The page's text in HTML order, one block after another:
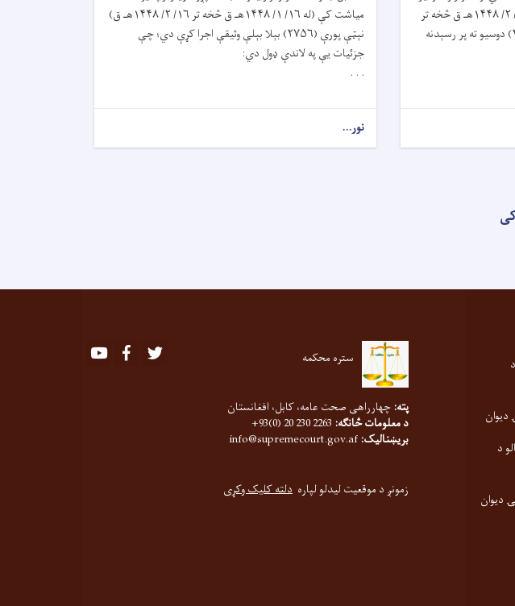
ابتدائيه محاکمو په دوو اونيو کې (له ۱ / ۲/ ۱۴۴۸هـ ق څخه تر
۱۵ / ۲ / ۱۴۴۸هـ ق) نېټې پورې (۲۲۲) دوسيو ته پر رسېدنه
مياشت کې (له ۱۶/ ۱/ ۱۴۴۸هـ ق څخه تر ۱۶/ ۲/ ۱۴۴۸هـ ق)
نېټې پورې (۲۷۵۶) بېلا بېلې وثيقې اجرا کړې دي؛ چې
جزئيات يې په لاندې ډول دي:
. . .
نور...
د
دیوان
ستره محکمه Youtube Facebook
پته: چهارراهی صحت عامه، کابل، افغانستان
د معلومات څانګه: 2263 230 20 (0)93+
بریښنالیک: info@supremecourt.gov.af
زمونږ د موقعیت لیدلو لپاره دلته کلیک وکړی